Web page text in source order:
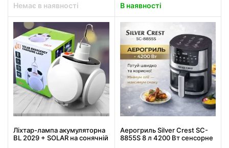
Немає в наявності В наявності
Ліхтар-лампа акумуляторна
BL 2029 + SOLAR на сонячній
Аерогриль Silver Crest SC-
8855S 8 л 4200 Вт сенсорне